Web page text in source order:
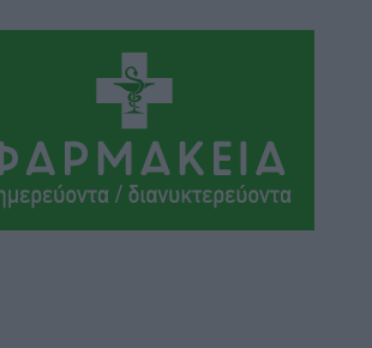
Κ20 στα σωματεία
πριν 5 ώρες
Πρωτάθλημα Στίβου: Πότε
η Μαγκούλια, η
και ο Κριτούλης